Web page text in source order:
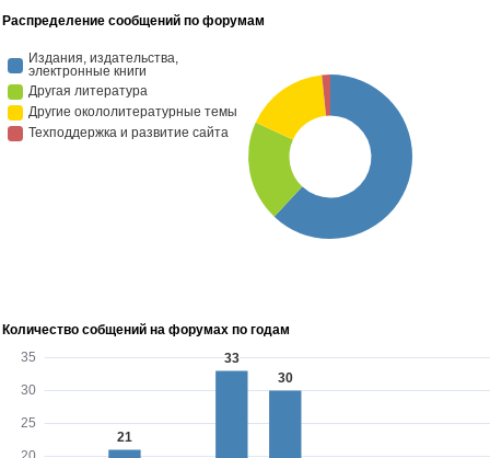
Распределение сообщений по форумам
Количество собщений на форумах по годам